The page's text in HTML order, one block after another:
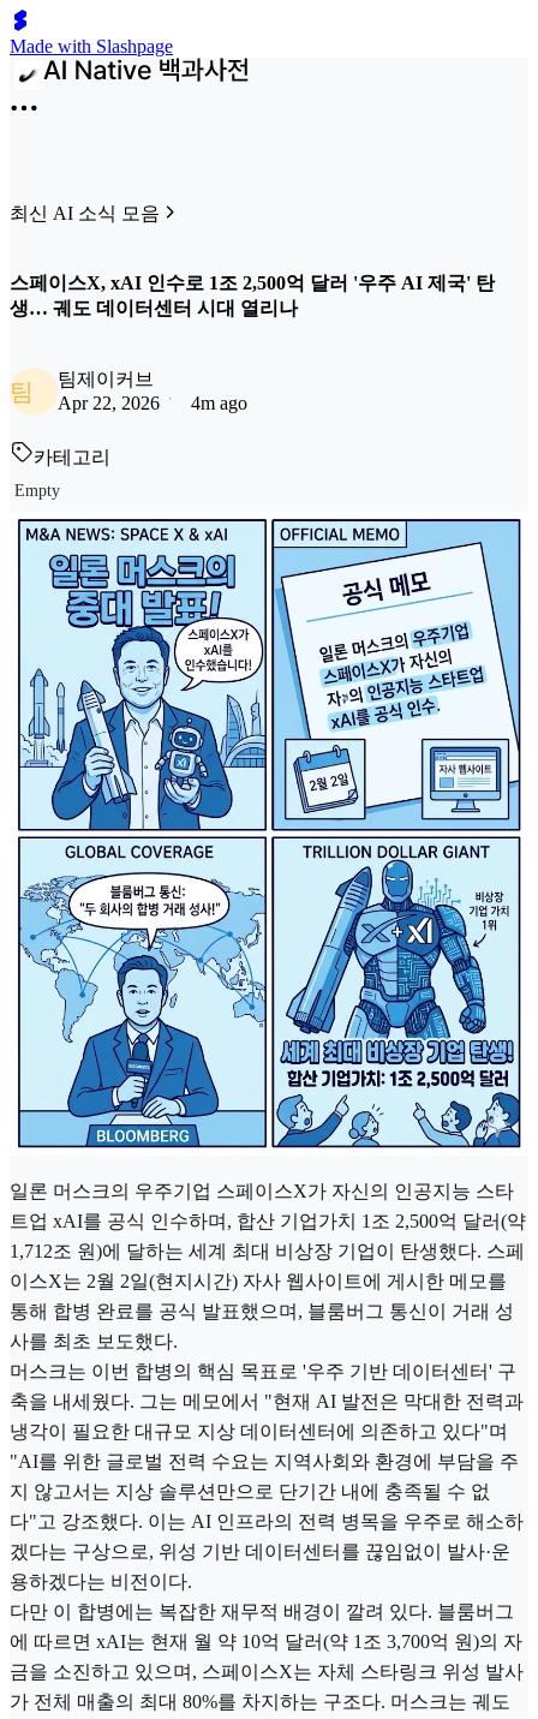
Made with Slashpage
최신 AI 소식 모음
스페이스X, xAI 인수로 1조 2,500억 달러 '우주 AI 제국' 탄
생… 궤도 데이터센터 시대 열리나
팀
팀제이커브
Apr 22, 2026
4m ago
카테고리
Empty
일론 머스크의 우주기업 스페이스X가 자신의 인공지능 스타
트업 xAI를 공식 인수하며, 합산 기업가치 1조 2,500억 달러(약
1,712조 원)에 달하는 세계 최대 비상장 기업이 탄생했다. 스페
이스X는 2월 2일(현지시간) 자사 웹사이트에 게시한 메모를
통해 합병 완료를 공식 발표했으며, 블룸버그 통신이 거래 성
사를 최초 보도했다.
머스크는 이번 합병의 핵심 목표로 '우주 기반 데이터센터' 구
축을 내세웠다. 그는 메모에서 "현재 AI 발전은 막대한 전력과
냉각이 필요한 대규모 지상 데이터센터에 의존하고 있다"며
"AI를 위한 글로벌 전력 수요는 지역사회와 환경에 부담을 주
지 않고서는 지상 솔루션만으로 단기간 내에 충족될 수 없
다"고 강조했다. 이는 AI 인프라의 전력 병목을 우주로 해소하
겠다는 구상으로, 위성 기반 데이터센터를 끊임없이 발사·운
용하겠다는 비전이다.
다만 이 합병에는 복잡한 재무적 배경이 깔려 있다. 블룸버그
에 따르면 xAI는 현재 월 약 10억 달러(약 1조 3,700억 원)의 자
금을 소진하고 있으며, 스페이스X는 자체 스타링크 위성 발사
가 전체 매출의 최대 80%를 차지하는 구조다. 머스크는 궤도